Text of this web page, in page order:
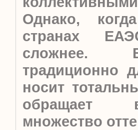
Однако,
странах
сложнее.
традиционно
носит
обращает
множество